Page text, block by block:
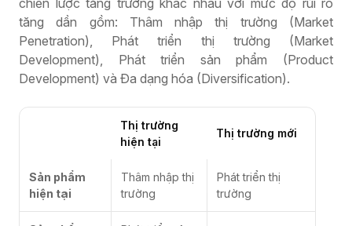
chiến lược tăng trưởng khác nhau với mức độ rủi ro
tăng dần gồm: Thâm nhập thị trường (Market
Penetration), Phát triển thị trường (Market
Development), Phát triển sản phẩm (Product
Development) và Đa dạng hóa (Diversification).
Thị trường
hiện tại
Thị trường mới
Sản phẩm
hiện tại
Thâm nhập thị
trường
Phát triển thị
trường